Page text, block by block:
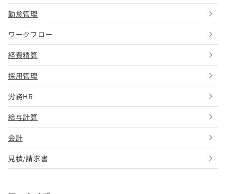
勤怠管理
ワークフロー
経費精算
採用管理
労務HR
給与計算
会計
見積/請求書